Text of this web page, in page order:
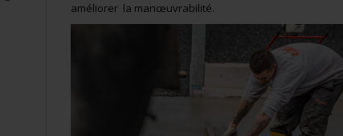
améliorer la manœuvrabilité.